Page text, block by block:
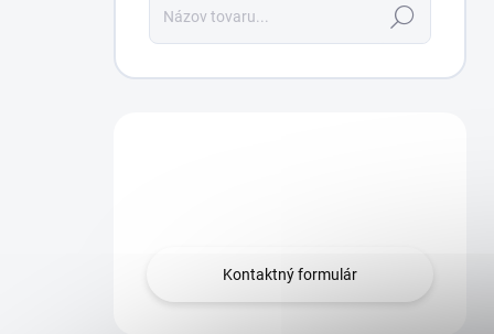
Hľadať
Kontaktný formulár